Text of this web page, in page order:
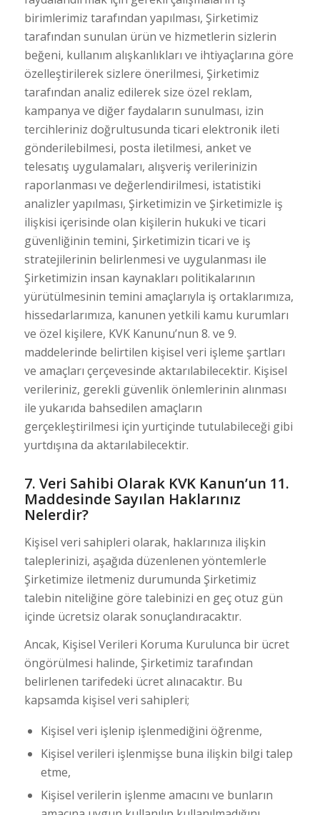
birimlerimiz tarafından yapılması, Şirketimiz
tarafından sunulan ürün ve hizmetlerin sizlerin
beğeni, kullanım alışkanlıkları ve ihtiyaçlarına göre
özelleştirilerek sizlere önerilmesi, Şirketimiz
tarafından analiz edilerek size özel reklam,
kampanya ve diğer faydaların sunulması, izin
tercihleriniz doğrultusunda ticari elektronik ileti
gönderilebilmesi, posta iletilmesi, anket ve
telesatış uygulamaları, alışveriş verilerinizin
raporlanması ve değerlendirilmesi, istatistiki
analizler yapılması, Şirketimizin ve Şirketimizle iş
ilişkisi içerisinde olan kişilerin hukuki ve ticari
güvenliğinin temini, Şirketimizin ticari ve iş
stratejilerinin belirlenmesi ve uygulanması ile
Şirketimizin insan kaynakları politikalarının
yürütülmesinin temini amaçlarıyla iş ortaklarımıza,
hissedarlarımıza, kanunen yetkili kamu kurumları
ve özel kişilere, KVK Kanunu’nun 8. ve 9.
maddelerinde belirtilen kişisel veri işleme şartları
ve amaçları çerçevesinde aktarılabilecektir. Kişisel
verileriniz, gerekli güvenlik önlemlerinin alınması
ile yukarıda bahsedilen amaçların
gerçekleştirilmesi için yurtiçinde tutulabileceği gibi
yurtdışına da aktarılabilecektir.
7. Veri Sahibi Olarak KVK Kanun’un 11.
Maddesinde Sayılan Haklarınız
Nelerdir?
Kişisel veri sahipleri olarak, haklarınıza ilişkin
taleplerinizi, aşağıda düzenlenen yöntemlerle
Şirketimize iletmeniz durumunda Şirketimiz
talebin niteliğine göre talebinizi en geç otuz gün
içinde ücretsiz olarak sonuçlandıracaktır.
Ancak, Kişisel Verileri Koruma Kurulunca bir ücret
öngörülmesi halinde, Şirketimiz tarafından
belirlenen tarifedeki ücret alınacaktır. Bu
kapsamda kişisel veri sahipleri;
Kişisel veri işlenip işlenmediğini öğrenme,
Kişisel verileri işlenmişse buna ilişkin bilgi talep
etme,
Kişisel verilerin işlenme amacını ve bunların